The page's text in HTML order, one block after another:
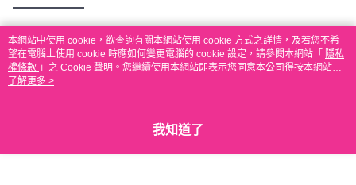
熱門標籤
本網站中使用 cookie，欲查詢有關本網站使用 cookie 方式之詳情，及若您不希
望在電腦上使用 cookie 時應如何變更電腦的 cookie 設定，請參閱本網站「 隱私
權條款 」之 Cookie 聲明。您繼續使用本網站即表示您同意本公司得按本網站使
用條款之 Cookie 聲明使用 cookie。
了解更多 >
我知道了